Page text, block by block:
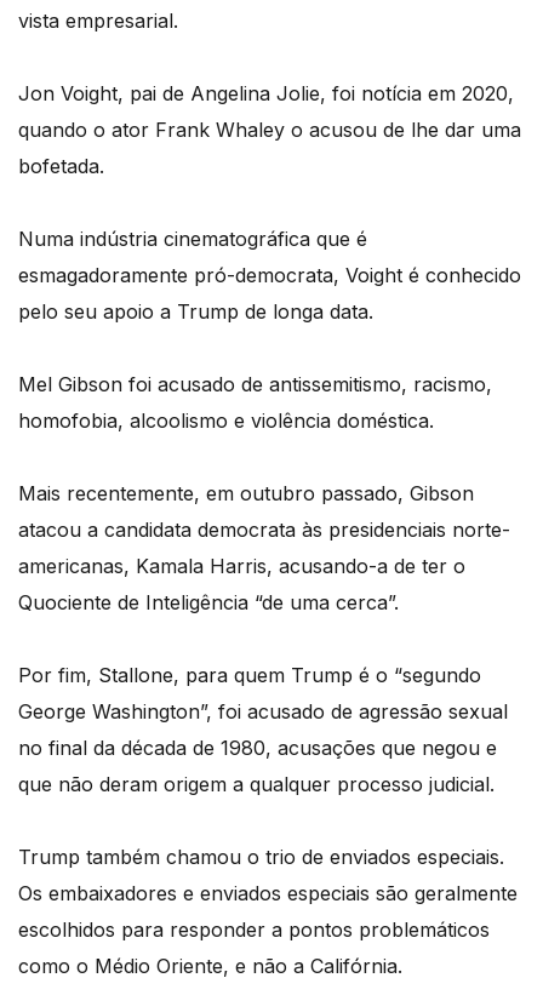
vista empresarial.
Jon Voight, pai de Angelina Jolie, foi notícia em 2020,
quando o ator Frank Whaley o acusou de lhe dar uma
bofetada.
Numa indústria cinematográfica que é
esmagadoramente pró-democrata, Voight é conhecido
pelo seu apoio a Trump de longa data.
Mel Gibson foi acusado de antissemitismo, racismo,
homofobia, alcoolismo e violência doméstica.
Mais recentemente, em outubro passado, Gibson
atacou a candidata democrata às presidenciais norte-
americanas, Kamala Harris, acusando-a de ter o
Quociente de Inteligência “de uma cerca”.
Por fim, Stallone, para quem Trump é o “segundo
George Washington”, foi acusado de agressão sexual
no final da década de 1980, acusações que negou e
que não deram origem a qualquer processo judicial.
Trump também chamou o trio de enviados especiais.
Os embaixadores e enviados especiais são geralmente
escolhidos para responder a pontos problemáticos
como o Médio Oriente, e não a Califórnia.